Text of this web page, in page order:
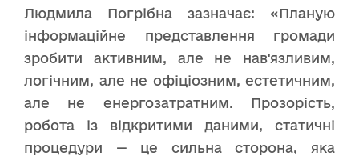
Людмила Погрібна зазначає: «Планую
інформаційне представлення громади
зробити активним, але не нав'язливим,
логічним, але не офіціозним, естетичним,
але не енергозатратним. Прозорість,
робота із відкритими даними, статичні
процедури — це сильна сторона, яка